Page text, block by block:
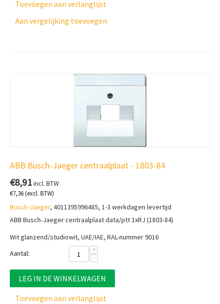
Toevoegen aan verlanglijst
Aan vergelijking toevoegen
ABB Busch-Jaeger centraalplaat - 1803-84
€8,91incl. BTW
€7,36(excl. BTW)
Busch-Jaeger, 4011395996485, 1-3 werkdagen levertijd
ABB Busch-Jaeger centraalplaat data/ptt 1xRJ (1803-84)
Wit glanzend/studiowit, UAE/IAE, RAL-nummer 9016
Aantal:
+
−
LEG IN DE WINKELWAGEN
Toevoegen aan verlanglijst